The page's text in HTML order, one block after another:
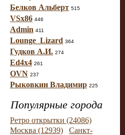
Белков Альберт 515
VSx86 446
Admin 411
Lounge_Lizard 364
Гудков А.И. 274
Ed4x4 261
OVN 237
Рыковкин Владимир 225
Популярные города
Ретро открытки (24086)
Москва (12939)
Санкт-